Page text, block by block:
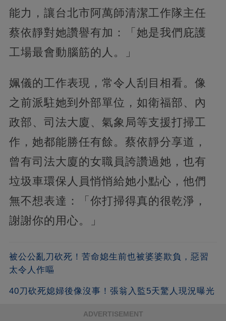
能力，讓台北市阿萬師清潔工作隊主任
蔡依靜對她讚譽有加：「她是我們庇護
工場最會動腦筋的人。」
姵儀的工作表現，常令人刮目相看。像
之前派駐她到外部單位，如衛福部、內
政部、司法大廈、氣象局等支援打掃工
作，她都能勝任有餘。蔡依靜分享道，
曾有司法大廈的女職員誇讚過她，也有
垃圾車環保人員悄悄給她小點心，他們
無不想表達：「你打掃得真的很乾淨，
謝謝你的用心。」
被公公亂刀砍死！苦命媳生前也被婆婆欺負，惡習
太令人作嘔
40刀砍死媳婦後像沒事！張翁入監5天驚人現況曝光
ADVERTISEMENT